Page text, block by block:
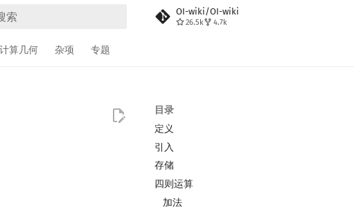
OI-wiki/OI-wiki
26.5k 4.7k
计算几何 杂项 专题
目录
定义
引入
存储
四则运算
加法